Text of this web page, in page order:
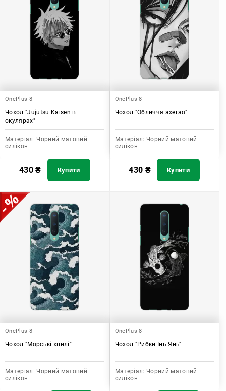
OnePlus 8
Чохол "Jujutsu Kaisen в
окулярах"
Матеріал: Чорний матовий
силікон
430₴ Купити
OnePlus 8
Чохол "Обличчя ахегао"
Матеріал: Чорний матовий
силікон
430 ₴ Купити
OnePlus 8
Чохол "Морські хвилі"
Матеріал: Чорний матовий
силікон
OnePlus 8
Чохол "Рибки Інь Янь"
Матеріал: Чорний матовий
силікон